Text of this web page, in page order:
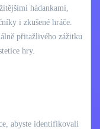
hádankami,
i zkušené hráče.
přitažlivého zážitku
hry.
abyste identifikovali